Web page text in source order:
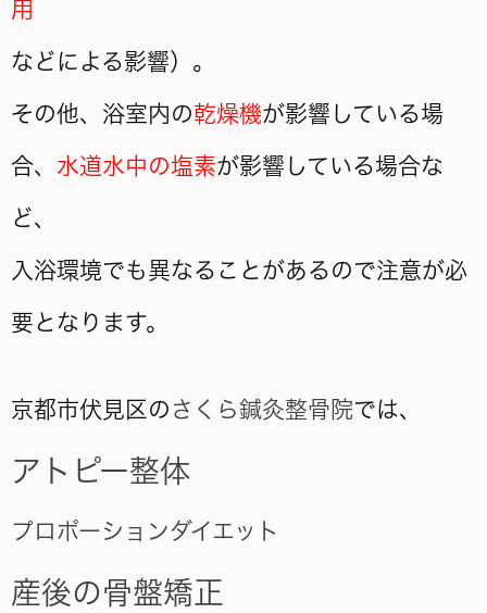
用
などによる影響）。
その他、浴室内の乾燥機が影響している場
合、 水道水中の塩素が影響している場合な
ど、
入浴環境でも異なることがあるので注意が必
要となります。
京都市伏見区の さくら鍼灸整骨院では、
アトピー整体
プロポーションダイエット
産後の骨盤矯正